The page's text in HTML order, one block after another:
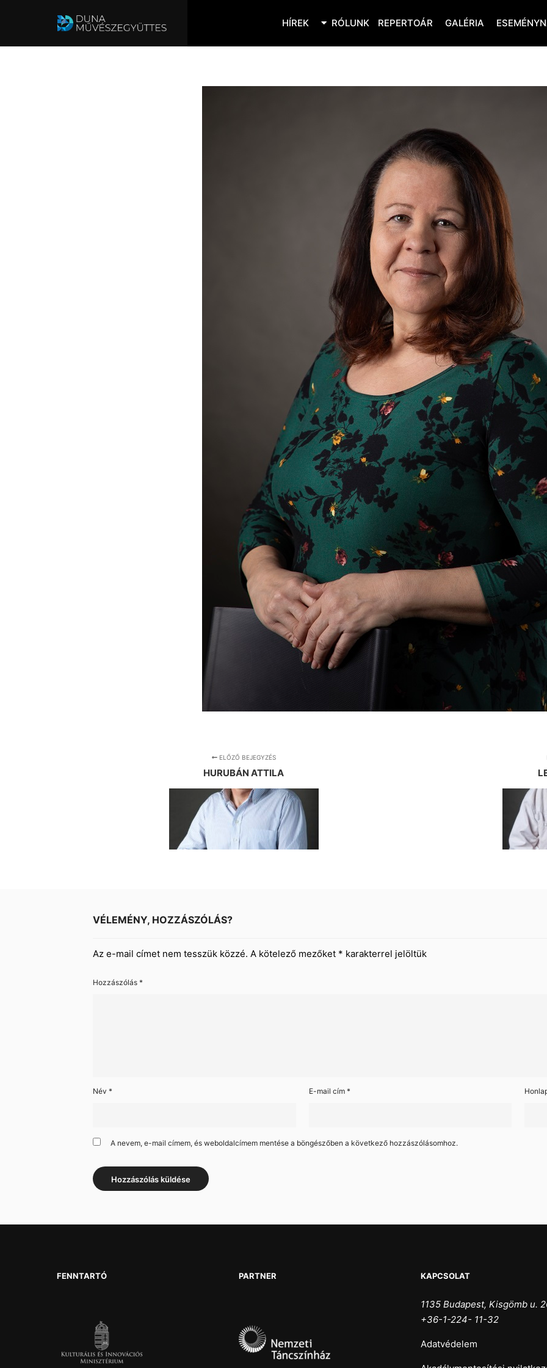
HÍREK RÓLUNK REPERTOÁR GALÉRIA
ELŐZŐ BEJEGYZÉS
HURUBÁN ATTILA
VÉLEMÉNY, HOZZÁSZÓLÁS?
Az e-mail címet nem tesszük közzé. A kötelező mezőket * karakterrel jelöltük
Hozzászólás *
Név * E-mail cím *
A nevem, e-mail címem, és weboldalcímem mentése a böngészőben a következő hozzászólásomhoz.
FENNTARTÓ PARTNER KAPCSOLAT
1135 Budapest, Kisgömb u.
+36-1-224- 11-32
Adatvédelem